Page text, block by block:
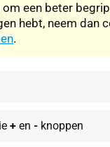
een beter
hebt, neem dan
.
+ en - knoppen